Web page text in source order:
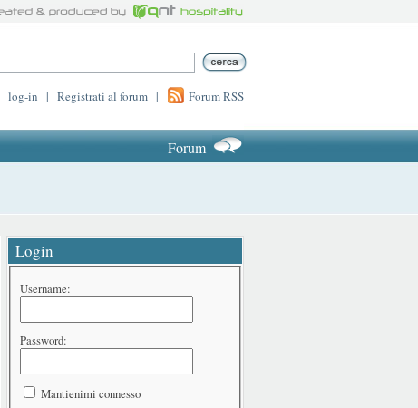
log-in | Registrati al forum | Forum RSS
Forum
Login
Username:
Password:
Mantienimi connesso